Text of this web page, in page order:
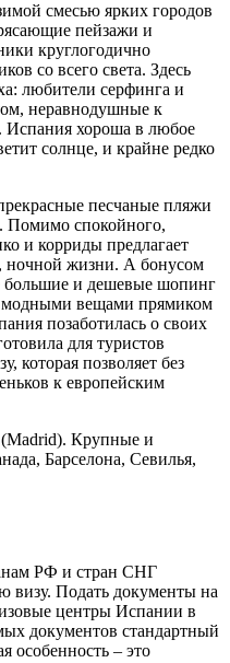
смесью ярких городов
пейзажи и
круглогодично
со всего света. Здесь
любители серфинга и
неравнодушные к
Испания хороша в любое
солнце, и крайне редко
песчаные пляжи
Помимо спокойного,
и корриды предлагает
ночной жизни. А бонусом
большие и дешевые шопинг
модными вещами прямиком
позаботилась о своих
для туристов
которая позволяет без
к европейским
Крупные и
Барселона, Севилья,
РФ и стран СНГ
визу. Подать документы на
центры Испании в
документов стандартный
особенность – это